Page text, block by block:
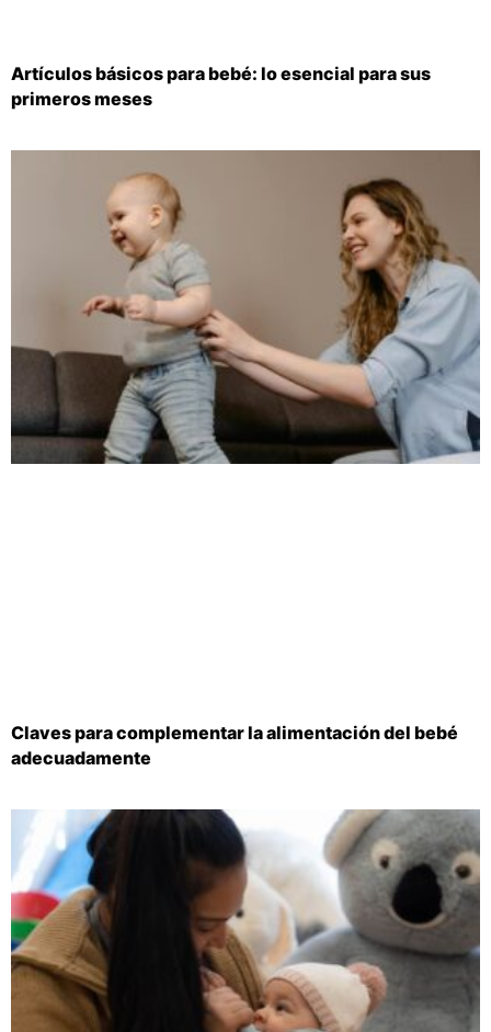
Artículos básicos para bebé: lo esencial para sus
primeros meses
Claves para complementar la alimentación del bebé
adecuadamente